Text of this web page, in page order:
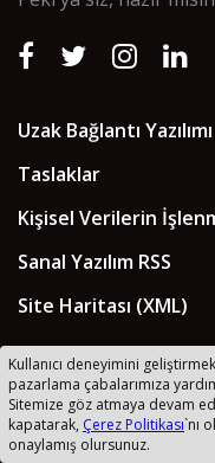
Uzak Bağlantı Yazılımı
Taslaklar
Kişisel Verilerin
Sanal Yazılım RSS
Site Haritası (XML)
2018
Kullanıcı deneyimini
pazarlama çabalarımıza
Sitemize göz atmaya devam
kapatarak, Çerez Politikası`nı
onaylamış olursunuz.